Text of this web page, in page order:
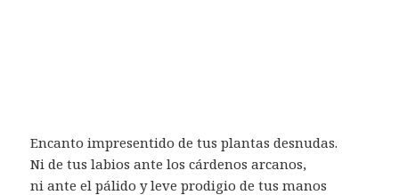
Encanto impresentido de tus plantas desnudas.
Ni de tus labios ante los cárdenos arcanos,
ni ante el pálido y leve prodigio de tus manos